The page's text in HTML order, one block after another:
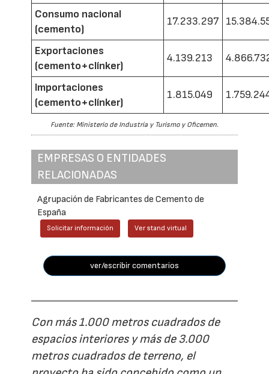
Consumo nacional
(cemento)
17.233.297
Exportaciones
(cemento+clínker)
4.139.213
Importaciones
(cemento+clínker)
1.815.049
Fuente: Ministerio de Industria y Turismo y Oficemen.
EMPRESAS O ENTIDADES
RELACIONADAS
Agrupación de Fabricantes de Cemento de
España
Solicitar información Ver stand virtual
ver/escribir comentarios
Con más 1.000 metros cuadrados de
espacios interiores y más de 3.000
metros cuadrados de terreno, el